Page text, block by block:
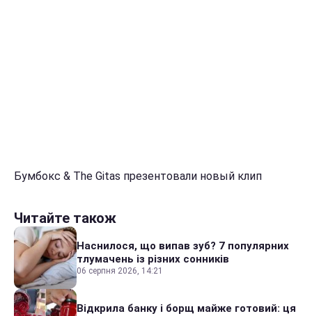
Бумбокс & The Gitas презентовали новый клип
Читайте також
Наснилося, що випав зуб? 7 популярних
тлумачень із різних сонників
06 серпня 2026, 14:21
Відкрила банку і борщ майже готовий: ця